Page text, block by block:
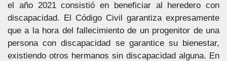
el año 2021 consistió en beneficiar al heredero con
discapacidad. El Código Civil garantiza expresamente
que a la hora del fallecimiento de un progenitor de una
persona con discapacidad se garantice su bienestar,
existiendo otros hermanos sin discapacidad alguna. En